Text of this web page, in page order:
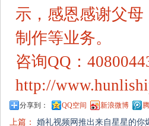
示，感恩感谢父
制作等业务。
咨询QQ：
http://
分享到： QQ空间 新浪微博
上篇： 婚礼视频网推出来自星星的你